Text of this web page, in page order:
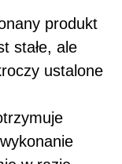
produkt
stałe, ale
ustalone